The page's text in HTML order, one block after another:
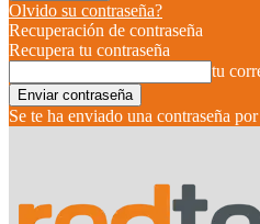
Olvido su contraseña?
Recuperación de contraseña
Recupera tu contraseña
tu
Se te ha enviado una contraseña